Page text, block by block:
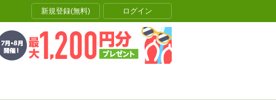
新規登録(無料) ログイン